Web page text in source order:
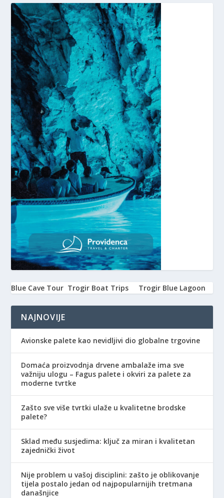
Blue Cave Tour Trogir Boat Trips Trogir Blue Lagoon
NAJNOVIJE
Avionske palete kao nevidljivi dio globalne trgovine
Domaća proizvodnja drvene ambalaže ima sve
važniju ulogu – Fagus palete i okviri za palete za
moderne tvrtke
Zašto sve više tvrtki ulaže u kvalitetne brodske
palete?
Sklad među susjedima: ključ za miran i kvalitetan
zajednički život
Nije problem u vašoj disciplini: zašto je oblikovanje
tijela postalo jedan od najpopularnijih tretmana
današnjice